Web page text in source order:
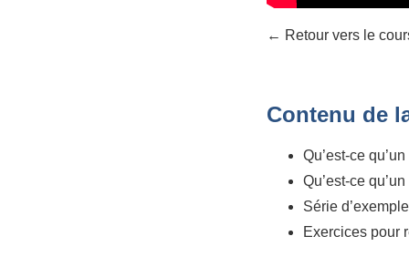
← Retour vers le
Contenu de
Qu’est-ce
Qu’est-ce
Série
Exercices pour